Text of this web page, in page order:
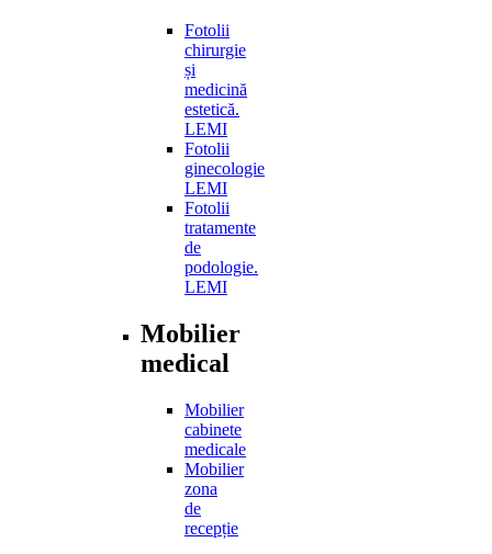
Fotolii
chirurgie
și
medicină
estetică.
LEMI
Fotolii
ginecologie
LEMI
Fotolii
tratamente
de
podologie.
LEMI
Mobilier
medical
Mobilier
cabinete
medicale
Mobilier
zona
de
recepție